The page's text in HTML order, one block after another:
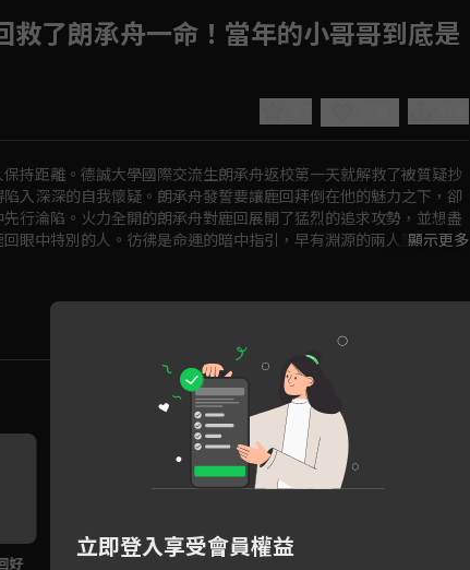
Play
Video
救了朗承舟一命！當年的小哥哥到底是
持距離。德誠大學國際交流生朗承舟返校第一天就解救了被質疑抄
深深的自我懷疑。朗承舟發誓要讓鹿回拜倒在他的魅力之下，卻
行淪陷。火力全開的朗承舟對鹿回展開了猛烈的追求攻勢，並想盡
眼中特別的人。彷彿是命運的暗中指引，早有淵源的兩人墜入愛
顯示更多
好
難道朗承舟就是鹿回小時候遇
鹿回一天之內被帥哥救了三
立即登入享受會員權益